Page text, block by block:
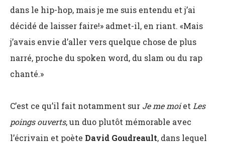
dans le hip-hop, mais je me suis entendu et j’ai
décidé de laisser faire!» admet-il, en riant. «Mais
j’avais envie d’aller vers quelque chose de plus
narré, proche du spoken word, du slam ou du rap
chanté.»
C’est ce qu’il fait notamment sur Je me moiet Les
poings ouverts, un duo plutôt mémorable avec
l’écrivain et poète David Goudreault, dans lequel